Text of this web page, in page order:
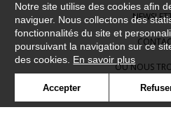
OÙ NOUS
Notre site utilise des cookies afin
naviguer. Nous collectons des
fonctionnalités du site et
poursuivant la navigation sur ce
des cookies. En savoir plus
Accepter